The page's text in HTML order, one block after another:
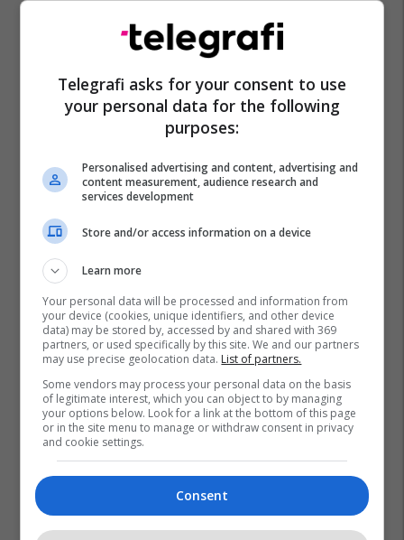
Lajme Nga Zvicra Gjermania Shqiptarët
Telegrafi asks for your consent to use
your personal data for the following
purposes:
Personalised advertising and content, advertising and
content measurement, audience research and
services development
Store and/or access information on a device
Learn more
Your personal data will be processed and information from
your device (cookies, unique identifiers, and other device
data) may be stored by, accessed by and shared with 369
partners, or used specifically by this site. We and our partners
may use precise geolocation data. List of partners.
Some vendors may process your personal data on the basis
of legitimate interest, which you can object to by managing
your options below. Look for a link at the bottom of this page
or in the site menu to manage or withdraw consent in privacy
and cookie settings.
Consent